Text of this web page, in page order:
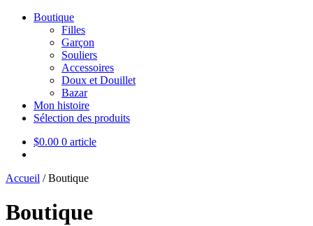
Boutique
Filles
Garçon
Souliers
Accessoires
Doux et Douillet
Bazar
Mon histoire
Sélection des produits
$0.00 0 article
Accueil /Boutique
Boutique